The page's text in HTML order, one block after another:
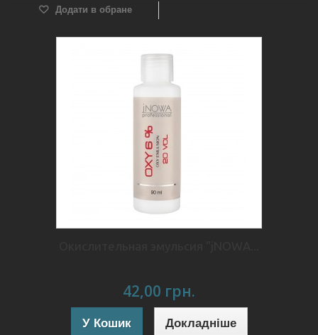
Додати в обране
42,00 грн.
У Кошик Докладніше